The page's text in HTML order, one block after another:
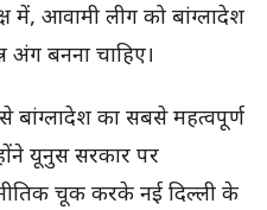
में, आवामी लीग को बांग्लादेश
अंग बनना चाहिए।
बांग्लादेश का सबसे महत्वपूर्ण
यूनुस सरकार पर
चूक करके नई दिल्ली के